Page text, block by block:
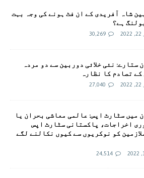
شاہ آفریدی کے ان فٹ ہونے کی وجہ بہت
ہے؟
30,269
ستارے: نئی خلائی دوربین سے دو مردہ
تصادم کا نظارہ
27,040
میں سٹارٹ اپس: عالمی معاشی بحران یا
اخراجات، پاکستانی سٹارٹ اپس
کو نوکریوں سے کیوں نکالنے لگے
24,514